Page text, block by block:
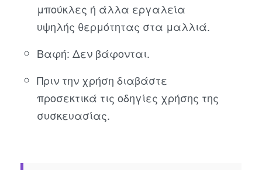
μπούκλες ή άλλα εργαλεία
υψηλής θερμότητας στα μαλλιά.
Βαφή: Δεν βάφονται.
Πριν την χρήση διαβάστε
προσεκτικά τις οδηγίες χρήσης της
συσκευασίας.